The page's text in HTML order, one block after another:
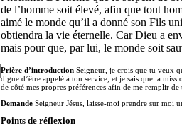
de l’homme soit élevé, afin que tout
aimé le monde qu’il a donné son Fils
obtiendra la vie éternelle. Car Dieu a
mais pour que, par lui, le monde soit
Prière d’introduction Seigneur, je crois que tu veux
digne d’être appelé à ton service, et je sais que la
de côté mes propres préférences afin de me remplir
Demande Seigneur Jésus, laisse-moi prendre sur moi
Points de réflexion